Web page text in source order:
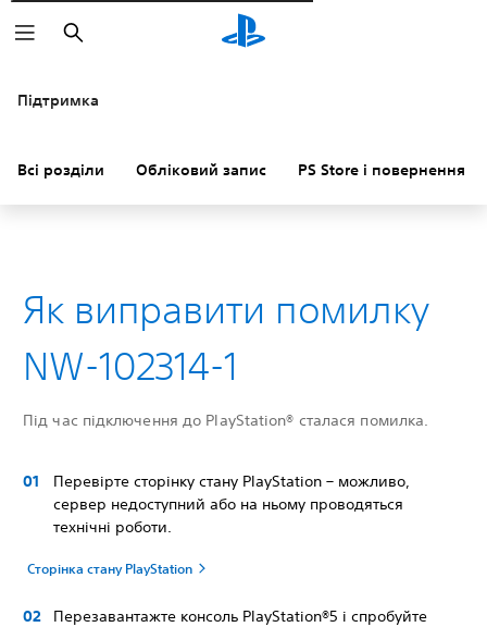
Пошук
Підтримка
Всі розділи Обліковий запис PS Store і повернення
Як виправити помилку
NW-102314-1
Під час підключення до PlayStation® сталася помилка.
Перевірте сторінку стану PlayStation – можливо,
сервер недоступний або на ньому проводяться
технічні роботи.
Сторінка стану PlayStation
Перезавантажте консоль PlayStation®5 і спробуйте